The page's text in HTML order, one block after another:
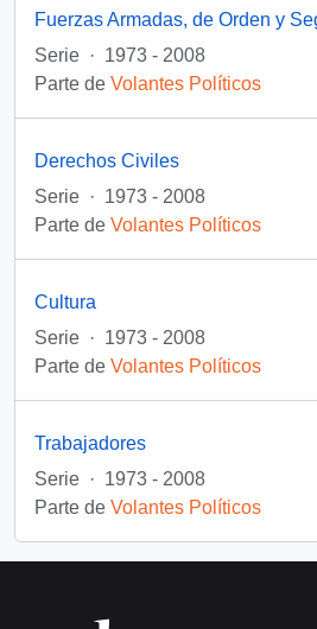
Serie · 1973 - 2008
Parte de Volantes Políticos
Derechos Civiles
Serie · 1973 - 2008
Parte de Volantes Políticos
Cultura
Serie · 1973 - 2008
Parte de Volantes Políticos
Trabajadores
Serie · 1973 - 2008
Parte de Volantes Políticos